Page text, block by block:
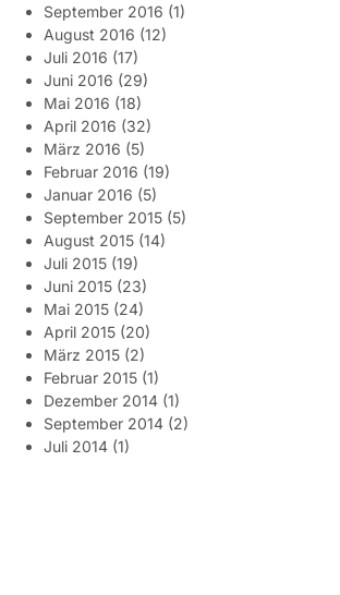
September 2016 (1)
August 2016 (12)
Juli 2016 (17)
Juni 2016 (29)
Mai 2016 (18)
April 2016 (32)
März 2016 (5)
Februar 2016 (19)
Januar 2016 (5)
September 2015 (5)
August 2015 (14)
Juli 2015 (19)
Juni 2015 (23)
Mai 2015 (24)
April 2015 (20)
März 2015 (2)
Februar 2015 (1)
Dezember 2014 (1)
September 2014 (2)
Juli 2014 (1)